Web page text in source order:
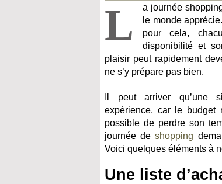
L
a journée
le monde
pour cela,
disponibilité et
plaisir peut rapidement
ne s’y prépare pas bien.
Il peut arriver qu’une
expérience, car le budget
possible de perdre son
journée deshopping
Voici quelques éléments à
Une liste